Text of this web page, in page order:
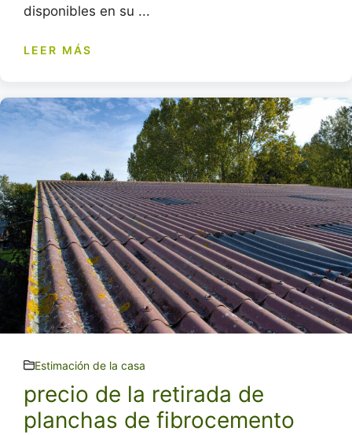
disponibles en su ...
LEER MÁS
Estimación de la casa
precio de la retirada de
planchas de fibrocemento